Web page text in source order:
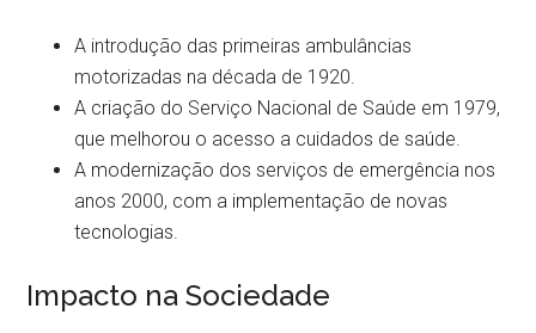
A introdução das primeiras ambulâncias
motorizadas na década de 1920.
A criação do Serviço Nacional de Saúde em 1979,
que melhorou o acesso a cuidados de saúde.
A modernização dos serviços de emergência nos
anos 2000, com a implementação de novas
tecnologias.
Impacto na Sociedade